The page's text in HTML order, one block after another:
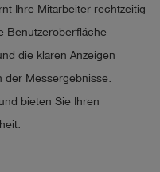
Ihre Mitarbeiter rechtzeitig
Benutzeroberfläche
die klaren Anzeigen
Messergebnisse.
bieten Sie Ihren